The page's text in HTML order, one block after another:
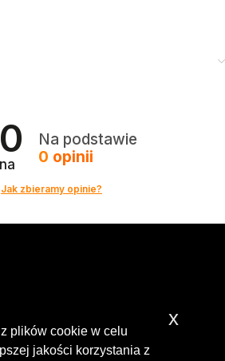
Na podstawie
0 opinii
Jak zbieramy opinie?
plików cookie w celu
jakości korzystania z
x